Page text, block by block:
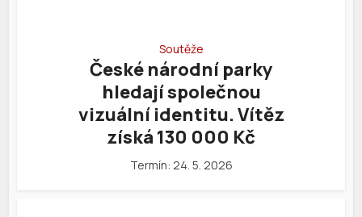
Soutěže
České národní parky
hledají společnou
vizuální identitu. Vítěz
získá 130 000 Kč
Termín: 24. 5. 2026